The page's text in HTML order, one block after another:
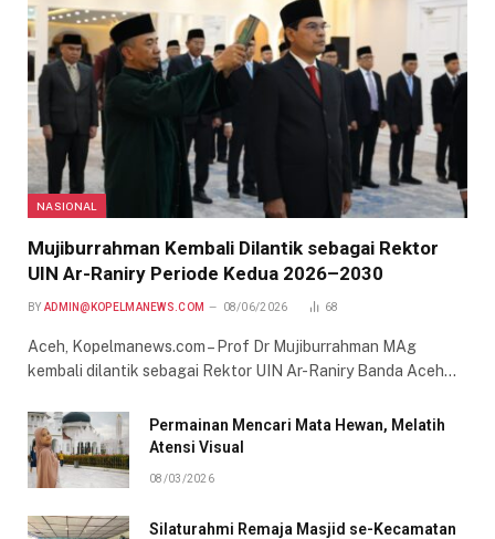
NASIONAL
Mujiburrahman Kembali Dilantik sebagai Rektor
UIN Ar-Raniry Periode Kedua 2026–2030
BY ADMIN@KOPELMANEWS.COM 08/06/2026 68
Aceh, Kopelmanews.com – Prof Dr Mujiburrahman MAg
kembali dilantik sebagai Rektor UIN Ar-Raniry Banda Aceh…
Permainan Mencari Mata Hewan, Melatih
Atensi Visual
08/03/2026
Silaturahmi Remaja Masjid se-Kecamatan